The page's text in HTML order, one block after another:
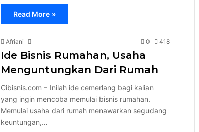
Read More »
Afriani 0 418
Ide Bisnis Rumahan, Usaha
Menguntungkan Dari Rumah
Cibisnis.com – Inilah ide cemerlang bagi kalian
yang ingin mencoba memulai bisnis rumahan.
Memulai usaha dari rumah menawarkan segudang
keuntungan,…